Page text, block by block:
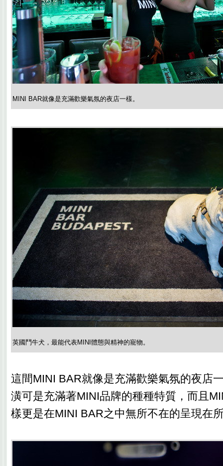
MINI BAR就像是充滿歡樂氣氛的夜店一樣。
英國鬥牛犬，最能代表MINI體態與精神的寵物。
這間MINI BAR就像是充滿歡樂氣氛的夜店
潢可是充滿著MINI品牌的種種特質，而且
樣更是在MINI BAR之中無所不在的呈現在